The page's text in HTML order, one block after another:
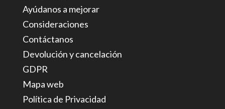
Ayúdanos a mejorar
Consideraciones
Contáctanos
Devolución y cancelación
GDPR
Mapa web
Política de Privacidad